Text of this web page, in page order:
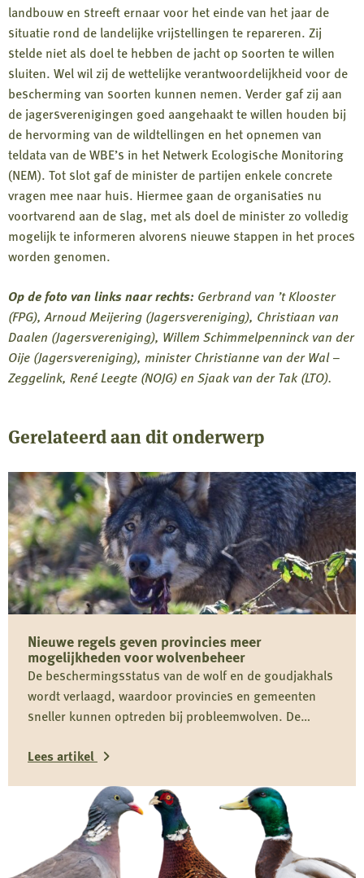
landbouw en streeft ernaar voor het einde van het jaar de
situatie rond de landelijke vrijstellingen te repareren. Zij
stelde niet als doel te hebben de jacht op soorten te willen
sluiten. Wel wil zij de wettelijke verantwoordelijkheid voor de
bescherming van soorten kunnen nemen. Verder gaf zij aan
de jagersverenigingen goed aangehaakt te willen houden bij
de hervorming van de wildtellingen en het opnemen van
teldata van de WBE’s in het Netwerk Ecologische Monitoring
(NEM). Tot slot gaf de minister de partijen enkele concrete
vragen mee naar huis. Hiermee gaan de organisaties nu
voortvarend aan de slag, met als doel de minister zo volledig
mogelijk te informeren alvorens nieuwe stappen in het proces
worden genomen.
Op de foto van links naar rechts: Gerbrand van ’t Klooster
(FPG), Arnoud Meijering (Jagersvereniging), Christiaan van
Daalen (Jagersvereniging), Willem Schimmelpenninck van der
Oije (Jagersvereniging), minister Christianne van der Wal –
Zeggelink, René Leegte (NOJG) en Sjaak van der Tak (LTO).
Gerelateerd aan dit onderwerp
Nieuwe regels geven provincies meer
mogelijkheden voor wolvenbeheer
De beschermingsstatus van de wolf en de goudjakhals
wordt verlaagd, waardoor provincies en gemeenten
sneller kunnen optreden bij probleemwolven. De
proactief beheer om conflicten tussen mens en wolf te
Lees artikel
Nieuwe